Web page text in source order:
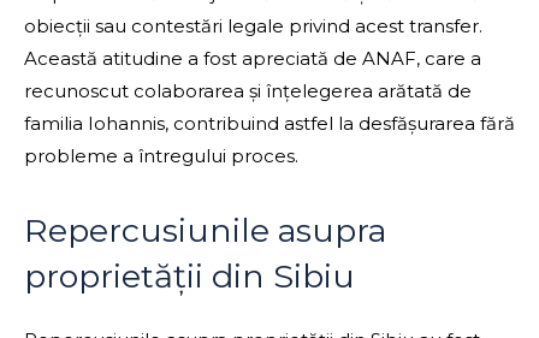
obiecții sau contestări legale privind acest transfer.
Această atitudine a fost apreciată de ANAF, care a
recunoscut colaborarea și înțelegerea arătată de
familia Iohannis, contribuind astfel la desfășurarea fără
probleme a întregului proces.
Repercusiunile asupra
proprietății din Sibiu